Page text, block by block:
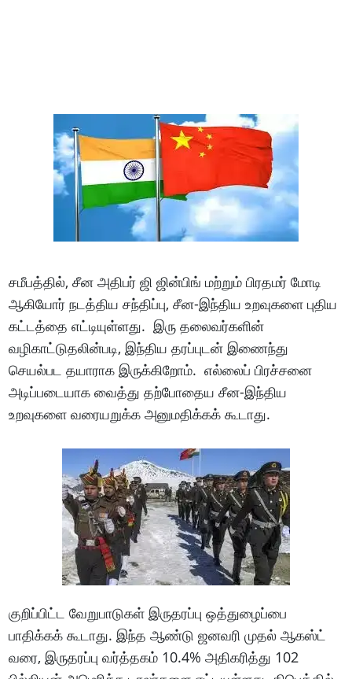
சமீபத்தில், சீன அதிபர் ஜி ஜின்பிங் மற்றும் பிரதமர் மோடி
ஆகியோர் நடத்திய சந்திப்பு, சீன-இந்திய உறவுகளை புதிய
கட்டத்தை எட்டியுள்ளது. இரு தலைவர்களின்
வழிகாட்டுதலின்படி, இந்திய தரப்புடன் இணைந்து
செயல்பட தயாராக இருக்கிறோம். எல்லைப் பிரச்சனை
அடிப்படையாக வைத்து தற்போதைய சீன-இந்திய
உறவுகளை வரையறுக்க அனுமதிக்கக் கூடாது.
குறிப்பிட்ட வேறுபாடுகள் இருதரப்பு ஒத்துழைப்பை
பாதிக்கக் கூடாது. இந்த ஆண்டு ஜனவரி முதல் ஆகஸ்ட்
வரை, இருதரப்பு வர்த்தகம் 10.4% அதிகரித்து 102